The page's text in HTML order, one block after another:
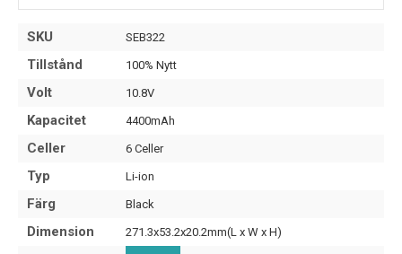
SKU SEB322
Tillstånd 100% Nytt
Volt 10.8V
Kapacitet 4400mAh
Celler 6 Celler
Typ Li-ion
Färg Black
Dimension 271.3x53.2x20.2mm(L x W x H)